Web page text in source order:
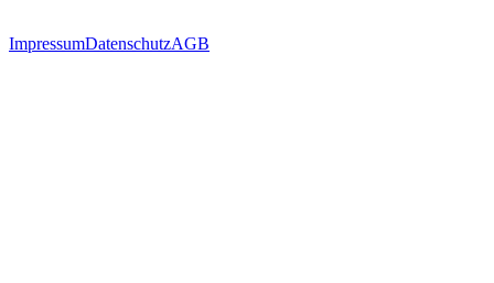
ImpressumDatenschutzAGB